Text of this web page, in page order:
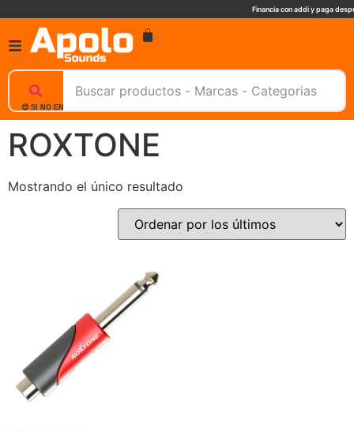
Financia con addi y paga
😊 SI NO ENCUENTRAS UN PRODUCTO, NOSOTROS TE AYUDAMOS, ESCRIBENOS. 📲
ROXTONE
Mostrando el único resultado